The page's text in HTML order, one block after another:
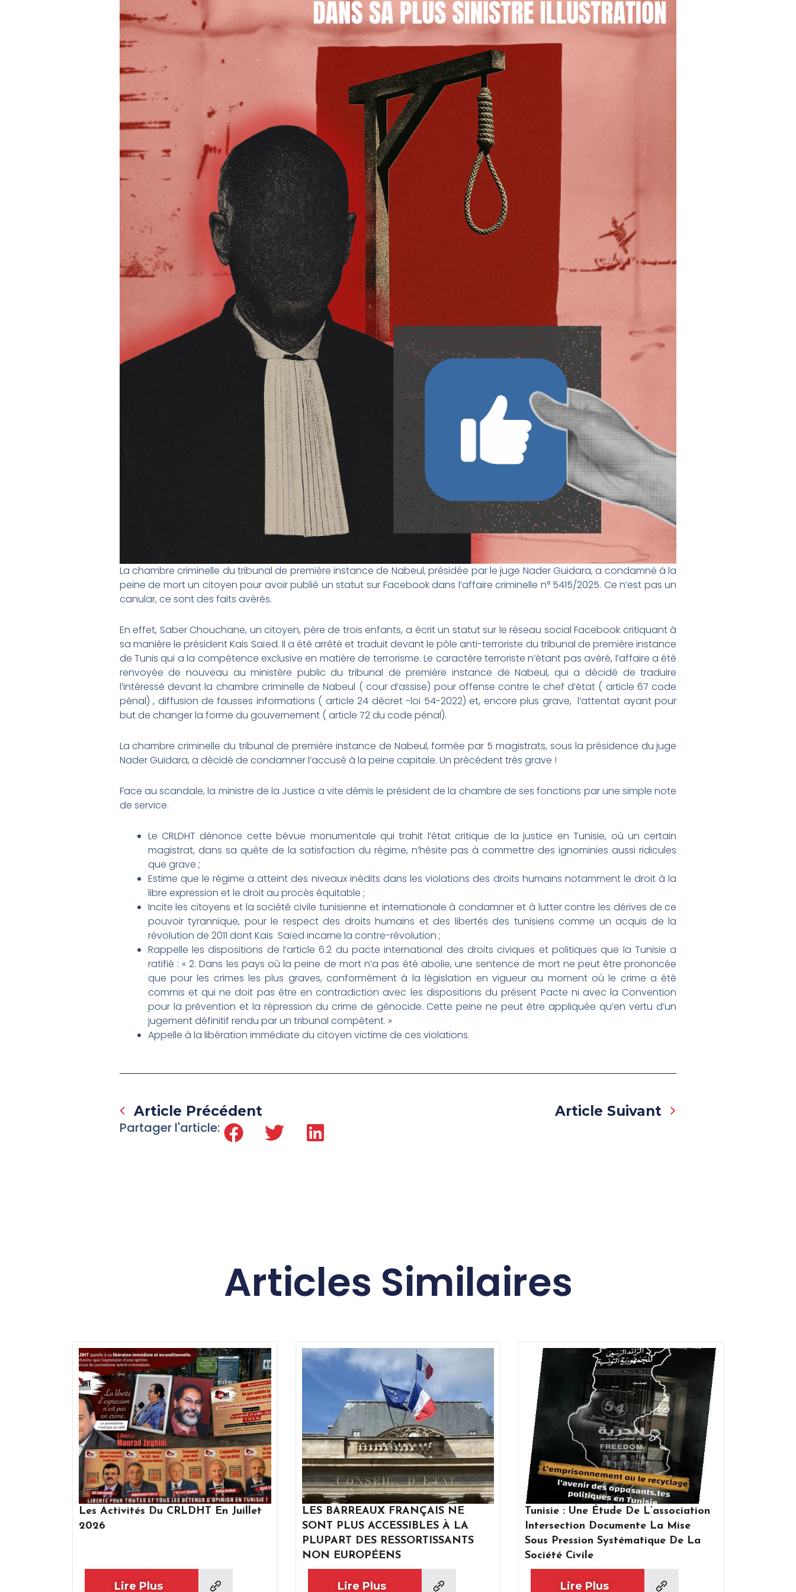
La chambre criminelle du tribunal de première instance de Nabeul, présidée par le juge Nader Guidara, a condamné à la
peine de mort un citoyen pour avoir publié un statut sur Facebook dans l’affaire criminelle n° 5415/2025. Ce n’est pas un
canular, ce sont des faits avérés.
En effet, Saber Chouchane, un citoyen, père de trois enfants, a écrit un statut sur le réseau social Facebook critiquant à
sa manière le président Kais Saïed. Il a été arrêté et traduit devant le pôle anti-terroriste du tribunal de première instance
de Tunis qui a la compétence exclusive en matière de terrorisme. Le caractère terroriste n’étant pas avéré, l’affaire a été
renvoyée de nouveau au ministère public du tribunal de première instance de Nabeul, qui a décidé de traduire
l’intéressé devant la chambre criminelle de Nabeul ( cour d’assise) pour offense contre le chef d’état ( article 67 code
pénal) , diffusion de fausses informations ( article 24 décret -loi 54-2022) et, encore plus grave, l’attentat ayant pour
but de changer la forme du gouvernement ( article 72 du code pénal).
La chambre criminelle du tribunal de première instance de Nabeul, formée par 5 magistrats, sous la présidence du juge
Nader Guidara, a décidé de condamner l’accusé à la peine capitale. Un précédent très grave !
Face au scandale, la ministre de la Justice a vite démis le président de la chambre de ses fonctions par une simple note
de service.
Le CRLDHT dénonce cette bévue monumentale qui trahit l’état critique de la justice en Tunisie, où un certain
magistrat, dans sa quête de la satisfaction du régime, n’hésite pas à commettre des ignominies aussi ridicules
que grave ;
Estime que le régime a atteint des niveaux inédits dans les violations des droits humains notamment le droit à la
libre expression et le droit au procès équitable ;
Incite les citoyens et la société civile tunisienne et internationale à condamner et à lutter contre les dérives de ce
pouvoir tyrannique, pour le respect des droits humains et des libertés des tunisiens comme un acquis de la
révolution de 2011 dont Kais Saïed incarne la contre-révolution ;
Rappelle les dispositions de l’article 6.2 du pacte international des droits civiques et politiques que la Tunisie a
ratifié : « 2. Dans les pays où la peine de mort n’a pas été abolie, une sentence de mort ne peut être prononcée
que pour les crimes les plus graves, conformément à la législation en vigueur au moment où le crime a été
commis et qui ne doit pas être en contradiction avec les dispositions du présent Pacte ni avec la Convention
pour la prévention et la répression du crime de génocide. Cette peine ne peut être appliquée qu’en vertu d’un
jugement définitif rendu par un tribunal compétent. »
Appelle à la libération immédiate du citoyen victime de ces violations.
Article Précédent Article Suivant
Partager l'article:
Articles Similaires
Les Activités Du CRLDHT En Juillet
2026
Lire Plus
LES BARREAUX FRANÇAIS NE
SONT PLUS ACCESSIBLES À LA
PLUPART DES RESSORTISSANTS
NON EUROPÉENS
Lire Plus
Tunisie : Une Étude De L’association
Intersection Documente La Mise
Sous Pression Systématique De La
Société Civile
Lire Plus